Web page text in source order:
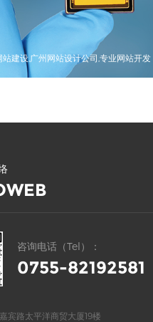
中文官网(股票代码 300693)
网站设计,充电桩品牌官网建设,上市企
咨询电话（Tel）：
0755-82192581
宾路太平洋商贸大厦19楼